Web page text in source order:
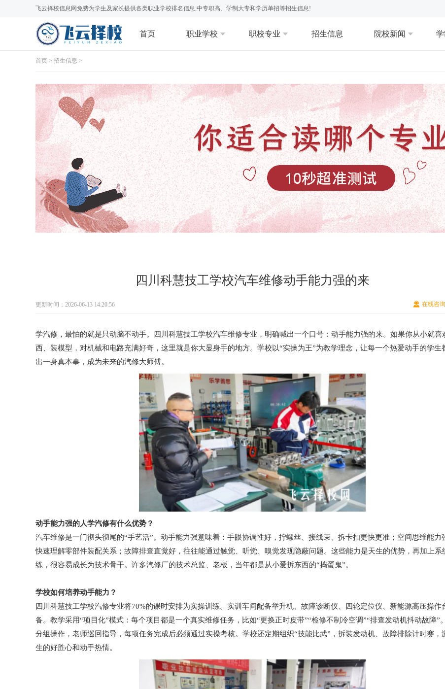
飞云择校信息网免费为学生及家长提供各类职业学校排名信息,中专职高、学制大专和学历单招等招生信息!
首页 职业学校 职校专业 招生信息 院校新闻
首页 > 招生信息 >
四川科慧技工学校汽车维修动手能力强的来
更新时间：2026-06-13 14:20:56 在线咨
学汽修，最怕的就是只动脑不动手。四川科慧技工学校汽车维修专业，明确喊出一个口号：动手能力强的来。如果你从小就喜
西、装模型，对机械和电路充满好奇，这里就是你大显身手的地方。学校以“实操为王”为教学理念，让每一个热爱动手的学生
出一身真本事，成为未来的汽修大师傅。
动手能力强的人学汽修有什么优势？
汽车维修是一门彻头彻尾的“手艺活”。动手能力强意味着：手眼协调性好，拧螺丝、接线束、拆卡扣更快更准；空间思维能力
快速理解零部件装配关系；故障排查直觉好，往往能通过触觉、听觉、嗅觉发现隐蔽问题。这些能力是天生的优势，再加上系
练，很容易成长为技术骨干。许多汽修厂的技术总监、老板，当年都是从小爱拆东西的“捣蛋鬼”。
学校如何培养动手能力？
四川科慧技工学校汽修专业将70%的课时安排为实操训练。实训车间配备举升机、故障诊断仪、四轮定位仪、新能源高压操作
备。教学采用“项目化”模式：每个项目都是一个真实维修任务，比如“更换正时皮带”“检修不制冷空调”“排查发动机抖动故障”
分组操作，老师巡回指导，每项任务完成后必须通过实操考核。学校还定期组织“技能比武”，拆装发动机、故障排除计时赛，
生的好胜心和动手热情。